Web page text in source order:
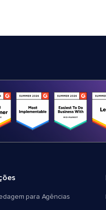
para Agências